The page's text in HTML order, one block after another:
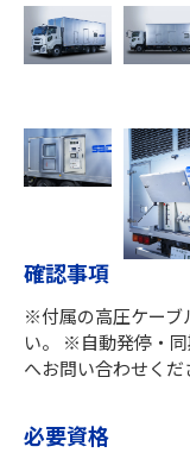
必要資格
確認事項
※付属の高圧ケーブ
い。 ※自動発停・
へお問い合わせくだ